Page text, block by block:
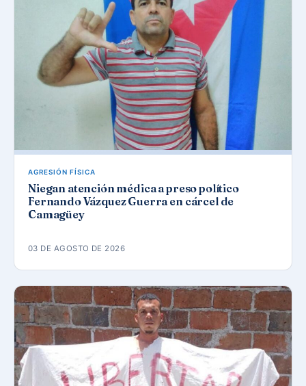
AGRESIÓN FÍSICA
Niegan atención médica a preso político
Fernando Vázquez Guerra en cárcel de
Camagüey
03 DE AGOSTO DE 2026